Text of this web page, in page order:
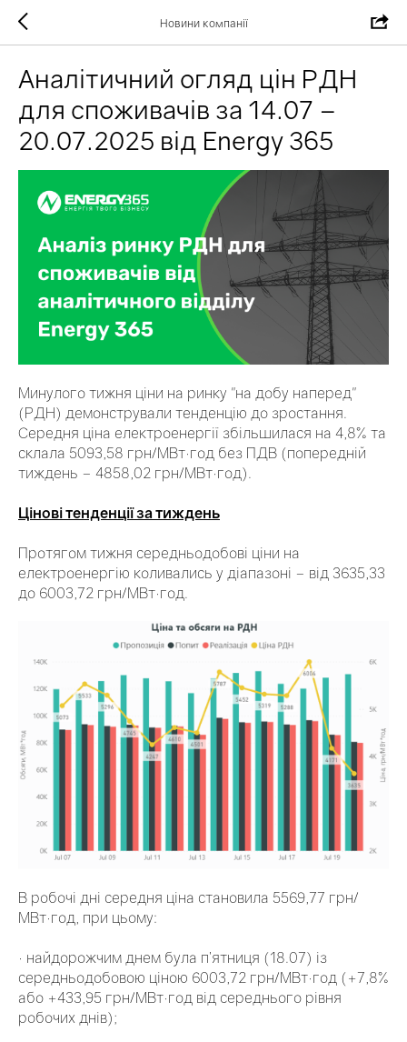
Новини компанії
Аналітичний огляд цін РДН
для споживачів за 14.07 –
20.07.2025 від Energy 365
Минулого тижня ціни на ринку "на добу наперед"
(РДН) демонстрували тенденцію до зростання.
Середня ціна електроенергії збільшилася на 4,8% та
склала 5093,58 грн/МВт·год без ПДВ (попередній
тиждень – 4858,02 грн/МВт·год).
Цінові тенденції за тиждень
Протягом тижня середньодобові ціни на
електроенергію коливались у діапазоні – від 3635,33
до 6003,72 грн/МВт·год.
В робочі дні середня ціна становила 5569,77 грн/
МВт·год, при цьому:
· найдорожчим днем була п’ятниця (18.07) із
середньодобовою ціною 6003,72 грн/МВт·год (+7,8%
або +433,95 грн/МВт·год від середнього рівня
робочих днів);